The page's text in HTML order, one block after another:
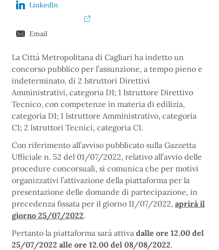
LinkedIn
Email
La Città Metropolitana di Cagliari ha indetto un
concorso pubblico per l’assunzione, a tempo pieno e
indeterminato, di 2 Istruttori Direttivi
Amministrativi, categoria D1; 1 Istruttore Direttivo
Tecnico, con competenze in materia di edilizia,
categoria D1; 1 Istruttore Amministrativo, categoria
C1; 2 Istruttori Tecnici, categoria C1.
Con riferimento all’avviso pubblicato sulla Gazzetta
Ufficiale n. 52 del 01/07/2022, relativo all’avvio delle
procedure concorsuali, si comunica che per motivi
organizzativi l’attivazione della piattaforma per la
presentazione delle domande di partecipazione, in
precedenza fissata per il giorno 11/07/2022, aprirà il
giorno 25/07/2022.
Pertanto la piattaforma sarà attiva dalle ore 12.00 del
25/07/2022 alle ore 12.00 del 08/08/2022.